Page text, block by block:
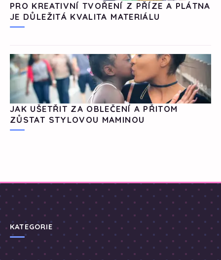
PRO KREATIVNÍ TVOŘENÍ Z PŘÍZE A PLÁTNA
JE DŮLEŽITÁ KVALITA MATERIÁLU
JAK UŠETŘIT ZA OBLEČENÍ A PŘITOM
ZŮSTAT STYLOVOU MAMINOU
KATEGORIE